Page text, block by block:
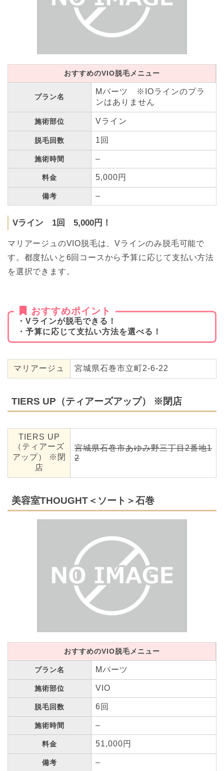
おすすめのVIO脱毛メニュー
プラン名
Mパーツ ※IOラインのプラ
ンはありません
施術部位 Vライン
脱毛回数 1回
施術時間 –
料金 5,000円
備考 –
Vライン 1回 5,000円！
マリアージュのVIO脱毛は、Vラインのみ脱毛可能で
す。都度払いと6回コースから予算に応じて支払い方法
を選択できます。
おすすめポイント
・Vラインが脱毛できる！
・予算に応じて支払い方法を選べる！
マリアージュ 宮城県石巻市立町2-6-22
TIERS UP（ティアーズアップ） ※閉店
TIERS UP
（ティアーズ
アップ） ※閉
店
宮城県石巻市あゆみ野三丁目2番地1
2
美容室THOUGHT＜ソート＞石巻
おすすめのVIO脱毛メニュー
プラン名 Mパーツ
施術部位 VIO
脱毛回数 6回
施術時間 –
料金 51,000円
備考 –